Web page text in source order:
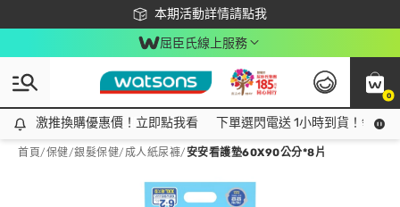
本期活動詳情請點我
下載app最高回饋$350
屈臣氏線上服務
0
激推換購優惠價！立即點我看
激推換購優惠價！立即點我看 下單選閃電送 1小時到貨！領神
首頁/保健/銀髮保健/ 成人紙尿褲/安安看護墊60X90公分*8片